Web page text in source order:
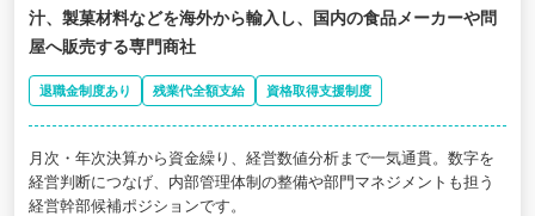
汁、製菓材料などを海外から輸入し、国内の食品メーカーや問
屋へ販売する専門商社
退職金制度あり 残業代全額支給 資格取得支援制度
月次・年次決算から資金繰り、経営数値分析まで一気通貫。数字を
経営判断につなげ、内部管理体制の整備や部門マネジメントも担う
経営幹部候補ポジションです。